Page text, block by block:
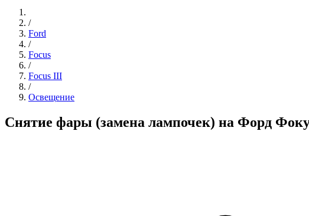
/
Ford
/
Focus
/
Focus III
/
Освещение
Снятие фары (замена лампочек) на Форд